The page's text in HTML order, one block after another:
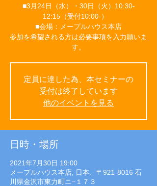
■3月24日（水）・30日（火）10:30-
12:15（受付10:00-）
■会場：メープルハウス本店
参加を希望される方は必要事項を入力願いま
す。
定員に達した為、本セミナーの
受付は終了しています
他のイベントを見る
日時・場所
2021年7月30日 19:00
メープルハウス本店, 日本、〒921-8016 石
川県金沢市東力町ニ−１７３